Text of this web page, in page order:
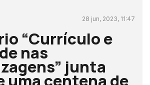
28 jun, 2023, 11:47
“Currículo e
nas
junta
uma centena de